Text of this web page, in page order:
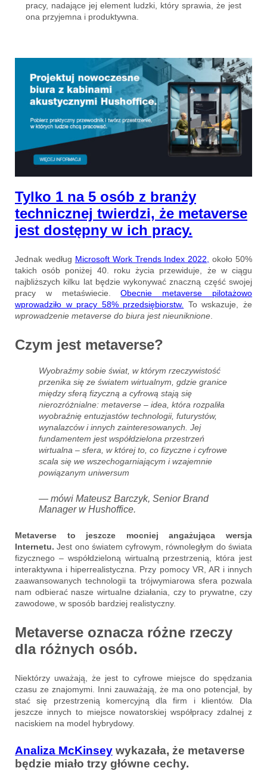
pracy, nadające jej element ludzki, który sprawia, że jest
ona przyjemna i produktywna.
Tylko 1 na 5 osób z branży
technicznej twierdzi, że metaverse
jest dostępny w ich pracy.
Jednak według Microsoft Work Trends Index 2022,
około 50%
takich osób poniżej 40. roku życia przewiduje, że w ciągu
najbliższych kilku lat będzie wykonywać znaczną część swojej
pracy w metaświecie.Obecnie metaverse pilotażowo
wprowadziło w pracy 58% przedsiębiorstw.
To wskazuje, że
wprowadzenie metaverse do biura jest nieuniknione
Czym jest metaverse?
Wyobraźmy sobie świat, w którym rzeczywistość
przenika się ze światem wirtualnym, gdzie granice
między sferą fizyczną a cyfrową stają się
nierozróżnialne: metaverse – idea, która rozpaliła
wyobraźnię entuzjastów technologii, futurystów,
wynalazców i innych zainteresowanych. Jej
fundamentem jest współdzielona przestrzeń
wirtualna – sfera, w której to, co fizyczne i cyfrowe
scala się we wszechogarniającym i wzajemnie
powiązanym uniwersum
— mówi Mateusz Barczyk, Senior Brand
Manager w Hushoffice.
Metaverse to jeszcze mocniej angażująca wersja
Internetu.Jest ono światem cyfrowym, równoległym do świata
fizycznego – współdzieloną wirtualną przestrzenią, która jest
interaktywna i hiperrealistyczna. Przy pomocy VR, AR i innych
zaawansowanych technologii ta trójwymiarowa sfera pozwala
nam odbierać nasze wirtualne działania, czy to prywatne, czy
zawodowe, w sposób bardziej realistyczny.
Metaverse oznacza różne rzeczy
dla różnych osób.
Niektórzy uważają, że jest to cyfrowe miejsce do spędzania
czasu ze znajomymi. Inni zauważają, że ma ono potencjał, by
stać się przestrzenią komercyjną dla firm i klientów. Dla
jeszcze innych to miejsce nowatorskiej współpracy zdalnej z
naciskiem na model hybrydowy.
Analiza McKinsey wykazała, że metaverse
będzie miało trzy główne cechy.